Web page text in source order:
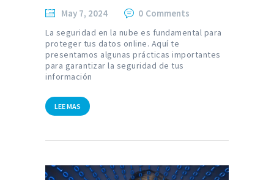
May 7, 2024 0 Comments
La seguridad en la nube es fundamental para
proteger tus datos online. Aquí te
presentamos algunas prácticas importantes
para garantizar la seguridad de tus
información
LEE MAS